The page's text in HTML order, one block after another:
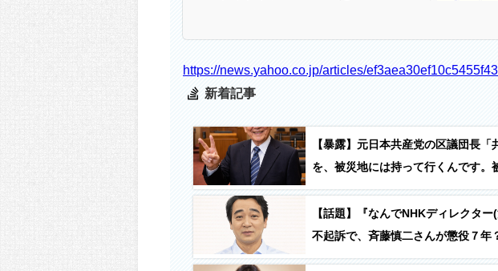
https://news.yahoo.co.jp/articles/
新着記事
【暴露】元日本共産党の区議団長「
を、被災地には持って行くんです。
て何に使うかっていったら、被災地
使う」
【話題】『なんでNHKディレクタ
不起訴で、斉藤慎二さんが懲役７年